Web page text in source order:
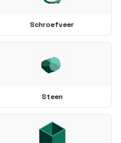
Schroefveer
Steen